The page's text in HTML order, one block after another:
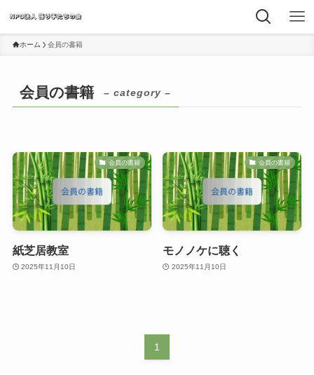
ホーム 会員の書籍
会員の書籍 – category –
会員の書籍
紙芝居教室
2025年11月10日
会員の書籍
モノノケに聴く
2025年11月10日
1